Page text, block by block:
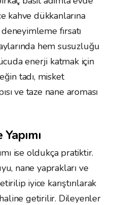
kahve dükkanlarına
fırsatı
hem susuzluğu
enerji katmak için
tadı, misket
ve taze nane aroması
ise oldukça pratiktir.
nane yaprakları ve
iyice karıştırılarak
getirilir. Dileyenler